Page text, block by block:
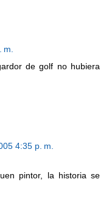
de golf no hubiera
4:35 p. m.
pintor, la historia se